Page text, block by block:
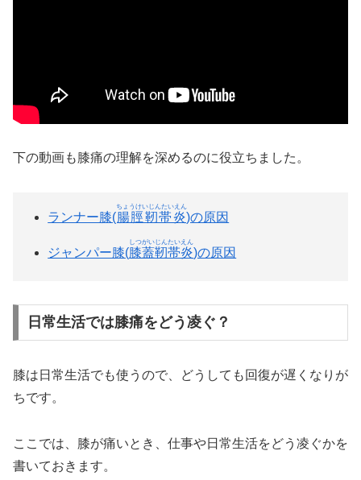
下の動画も膝痛の理解を深めるのに役立ちました。
ランナー膝(腸脛靭帯炎
ちょうけいじんたいえん
)の原因
ジャンパー膝(膝蓋靭帯炎
しつがいじんたいえん
)の原因
日常生活では膝痛をどう凌ぐ？
膝は日常生活でも使うので、どうしても回復が遅くなりが
ちです。
ここでは、膝が痛いとき、仕事や日常生活をどう凌ぐかを
書いておきます。